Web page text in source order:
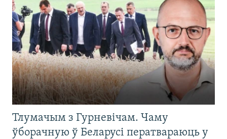
Тлумачым з Гурневічам. Чаму
ўборачную ў Беларусі ператвараюць у